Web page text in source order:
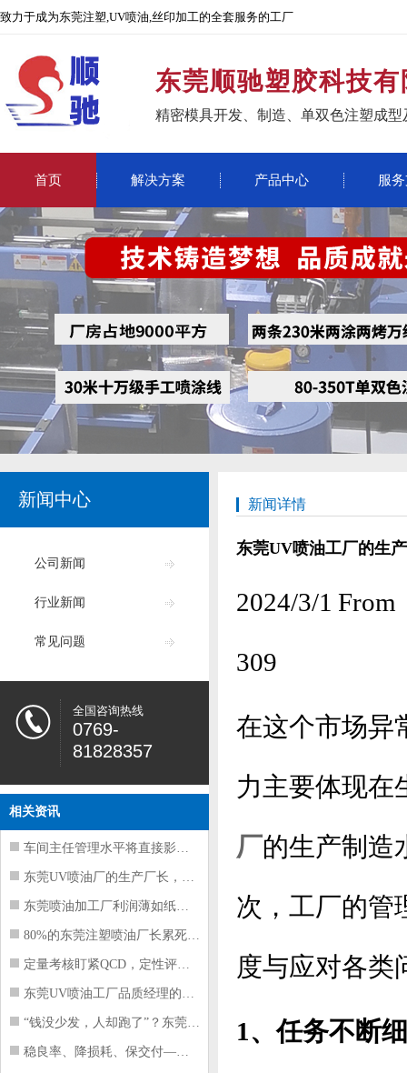
致力于成为东莞注塑,UV喷油,丝印加工的全套服务的工厂
东莞顺驰塑胶科技
精密模具开发、制造、单双色注塑成
首页 解决方案 产品中心 服
新闻中心
公司新闻
行业新闻
常见问题
全国咨询热线
0769-
81828357
相关资讯
车间主任管理水平将直接影响东莞注塑件
东莞UV喷油厂的生产厂长，到底在给工
东莞喷油加工厂利润薄如纸？这四项基本
80%的东莞注塑喷油厂长累死累活，利
定量考核盯紧QCD，定性评价看好配合
东莞UV喷油工厂品质经理的四项核心管
“钱没少发，人却跑了”？东莞注塑喷油
稳良率、降损耗、保交付——东莞这家U
新闻详情
东莞UV喷油工厂的生
2024/3/1
309
在这个市场异
力主要体现在
厂的生产制造
次，工厂的管
度与应对各类
1、任务不断